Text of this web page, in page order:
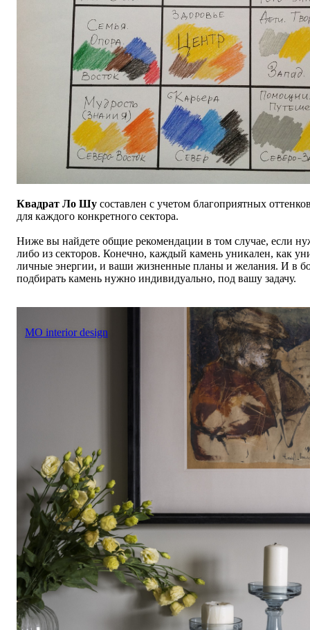
Квадрат Ло Шу составлен с учетом благоприятных
для каждого конкретного сектора.
Ниже вы найдете общие рекомендации в том случае, если
либо из секторов. Конечно, каждый камень уникален, как
личные энергии, и ваши жизненные планы и желания. И в
подбирать камень нужно индивидуально, под вашу задачу.
MO interior design